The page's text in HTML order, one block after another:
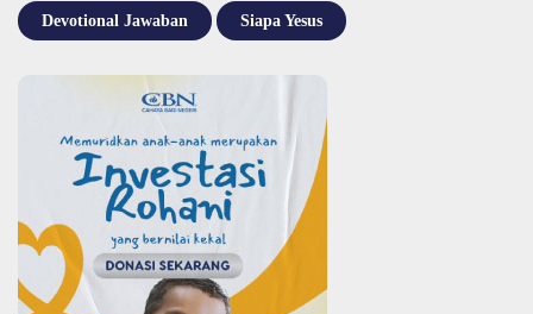
Devotional Jawaban Siapa Yesus